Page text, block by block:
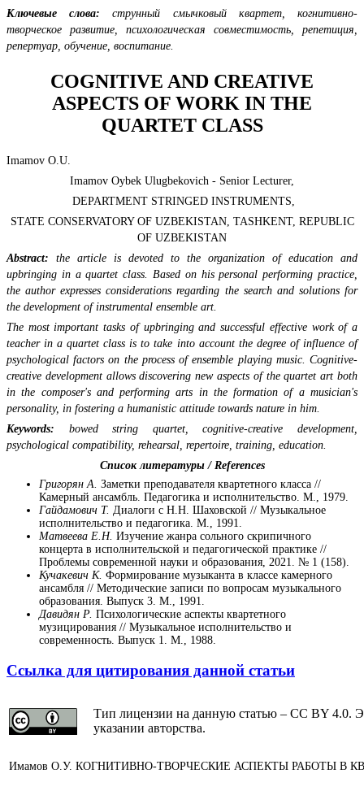
Ключевые слова: струнный смычковый квартет, когнитивно-
творческое развитие, психологическая совместимость, репетиция,
репертуар, обучение, воспитание.
COGNITIVE AND CREATIVE
ASPECTS OF WORK IN THE
QUARTET CLASS
Imamov O.U.
Imamov Oybek Ulugbekovich - Senior Lecturer,
DEPARTMENT STRINGED INSTRUMENTS,
STATE CONSERVATORY OF UZBEKISTAN, TASHKENT, REPUBLIC
OF UZBEKISTAN
Abstract: the article is devoted to the organization of education and
upbringing in a quartet class. Based on his personal performing practice,
the author expresses considerations regarding the search and solutions for
the development of instrumental ensemble art.
The most important tasks of upbringing and successful effective work of a
teacher in a quartet class is to take into account the degree of influence of
psychological factors on the process of ensemble playing music. Cognitive-
creative development allows discovering new aspects of the quartet art both
in the composer's and performing arts in the formation of a musician's
personality, in fostering a humanistic attitude towards nature in him.
Keywords: bowed string quartet, cognitive-creative development,
psychological compatibility, rehearsal, repertoire, training, education.
Список литературы / References
Григорян А. Заметки преподавателя квартетного класса //
Камерный ансамбль. Педагогика и исполнительство. М., 1979.
Гайдамович Т. Диалоги с Н.Н. Шаховской // Музыкальное
исполнительство и педагогика. М., 1991.
Матвеева Е.Н. Изучение жанра сольного скрипичного
концерта в исполнительской и педагогической практике //
Проблемы современной науки и образования, 2021. № 1 (158).
Кучакевич К. Формирование музыканта в классе камерного
ансамбля // Методические записи по вопросам музыкального
образования. Выпуск 3. М., 1991.
Давидян Р. Психологические аспекты квартетного
музицирования // Музыкальное исполнительство и
современность. Выпуск 1. М., 1988.
Ссылка для цитирования данной статьи
Тип лицензии на данную статью – CC BY 4.0.
указании авторства.
Имамов О.У. КОГНИТИВНО-ТВОРЧЕСКИЕ АСПЕКТЫ РАБОТЫ В